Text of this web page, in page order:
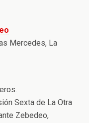
Mercedes, La
Sexta de La Otra
Zebedeo,